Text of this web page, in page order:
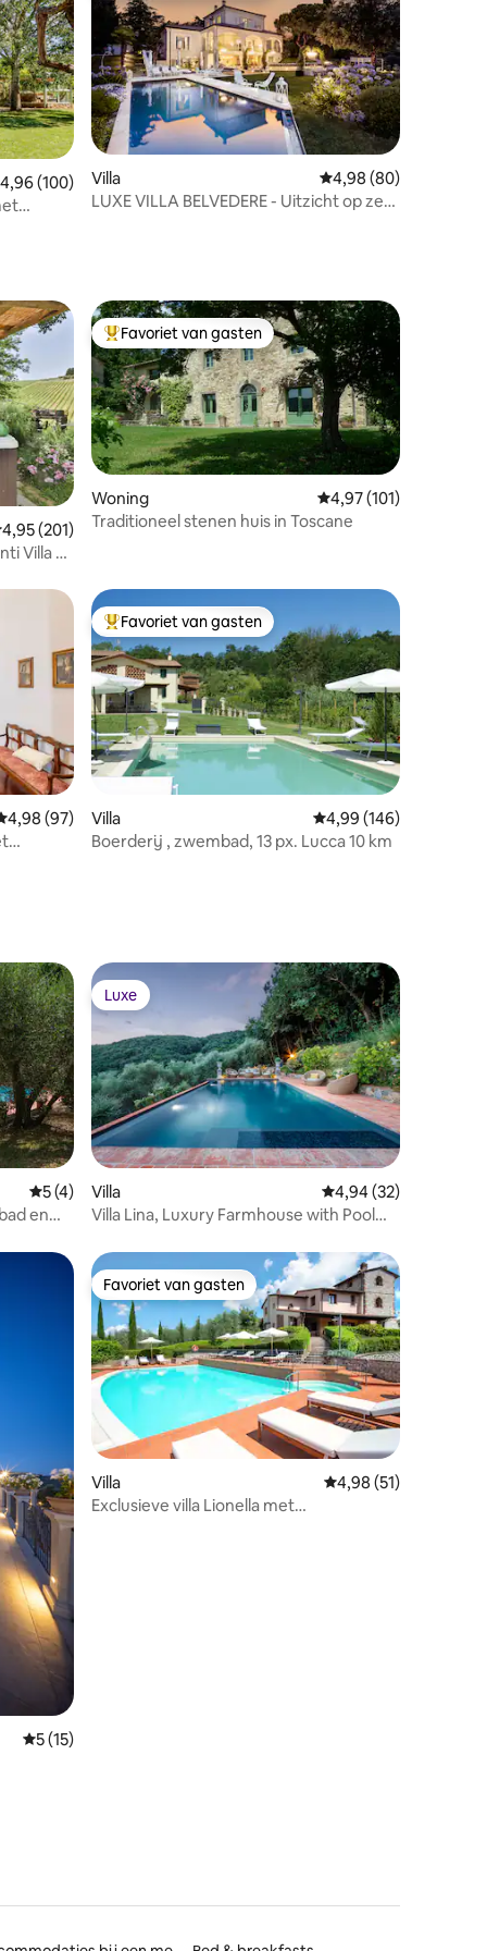
beoordeling van 4,96 op 5, 100 recensies
4,96 (100)
Villa Gemiddelde
4,98 (80)
LUXE VILLA BELVEDERE - Uitzicht op zee
beoordeling van 4,95 op 5, 201 recensies
4,95 (201)
Villa &
Topfavoriet van gasten
Favoriet van gasten
Woning Gemiddelde
4,97 (101)
Traditioneel stenen huis in Toscane
beoordeling van 4,98 op 5, 97 recensies
4,98 (97)
Topfavoriet van gasten
Favoriet van gasten
Villa Gemiddelde
4,99 (146)
Boerderij , zwembad, 13 px. Lucca 10 km
Gemiddelde beoordeling van 5 op 5, 4 recensies
5 (4)
en
Luxe
Luxe
Villa Gemiddelde
4,94 (32)
Villa Lina, Luxury Farmhouse with Pool
Gemiddelde beoordeling van 5 op 5, 15 recensies
5 (15)
Favoriet van gasten
Favoriet van gasten
Villa Gemiddelde
4,98 (51)
Exclusieve villa Lionella met